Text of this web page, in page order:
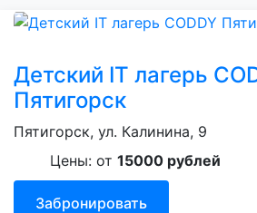
Детский IT лагерь
Пятигорск
Пятигорск, ул. Калинина, 9
Цены: от 15000 рублей
Забронировать